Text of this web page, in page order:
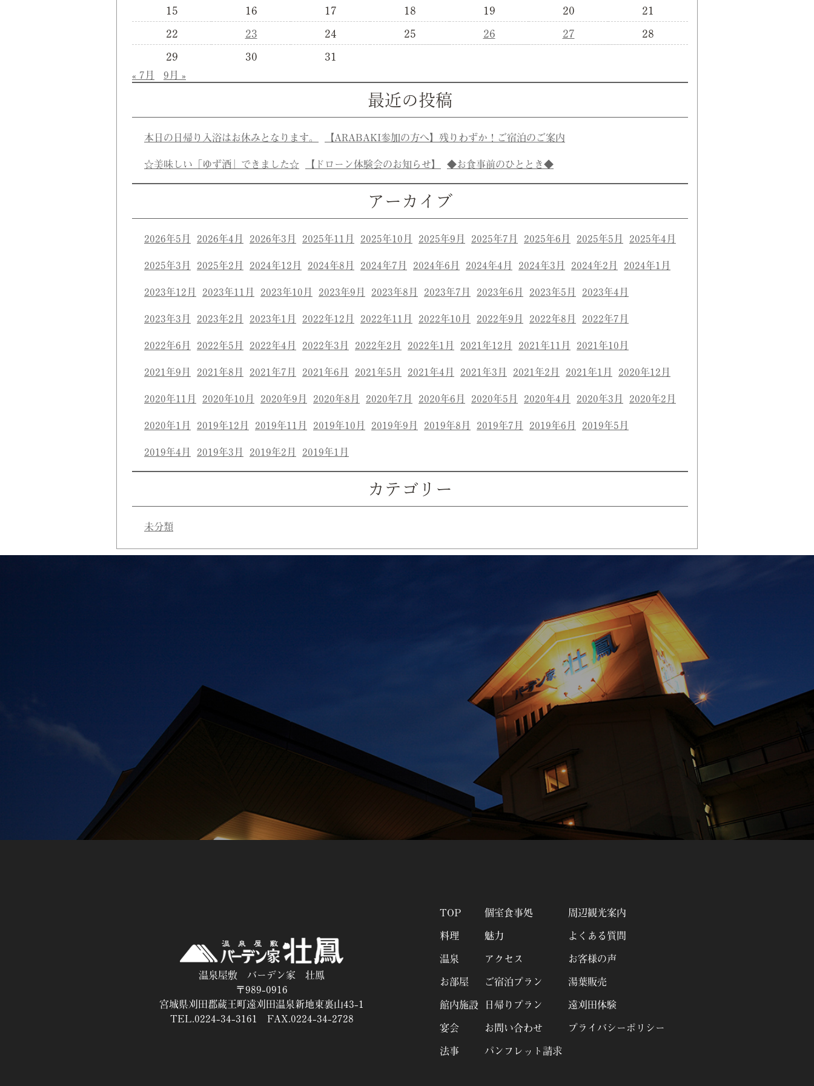
15
16 17 18 19 20
21
22
23 24 25 26 27
28
29
30 31
« 7月 9月 »
最近の投稿
本日の日帰り入浴はお休みとなります。
【ARABAKI参加の方へ】残りわずか！ご宿泊のご案内
☆美味しい「ゆず酒」できました☆
【ドローン体験会のお知らせ】 ◆お食事前のひととき◆
アーカイブ
2026年5月 2026年4月 2026年3月 2025年11月 2025年10月 2025年9月 2025年7月 2025年6月 2025年5月 2025年4月
2025年3月 2025年2月 2024年12月 2024年8月 2024年7月 2024年6月 2024年4月 2024年3月 2024年2月 2024年1月
2023年12月 2023年11月 2023年10月 2023年9月 2023年8月 2023年7月 2023年6月 2023年5月 2023年4月
2023年3月 2023年2月 2023年1月 2022年12月 2022年11月 2022年10月 2022年9月 2022年8月 2022年7月
2022年6月 2022年5月 2022年4月 2022年3月 2022年2月 2022年1月 2021年12月 2021年11月 2021年10月
2021年9月 2021年8月 2021年7月 2021年6月 2021年5月 2021年4月 2021年3月 2021年2月 2021年1月 2020年12月
2020年11月 2020年10月 2020年9月 2020年8月 2020年7月 2020年6月 2020年5月 2020年4月 2020年3月 2020年2月
2020年1月 2019年12月 2019年11月 2019年10月 2019年9月 2019年8月 2019年7月 2019年6月 2019年5月
2019年4月 2019年3月 2019年2月 2019年1月
カテゴリー
未分類
温泉屋敷 バーデン家 壮鳳
〒989-0916
宮城県刈田郡蔵王町遠刈田温泉新地東裏山43-1
TEL.0224-34-3161 FAX.0224-34-2728
TOP
料理
温泉
お部屋
館内施設
宴会
法事
個室食事処
魅力
アクセス
ご宿泊プラン
日帰りプラン
お問い合わせ
パンフレット請求
周辺観光案内
よくある質問
お客様の声
湯葉販売
遠刈田体験
プライバシーポリシー